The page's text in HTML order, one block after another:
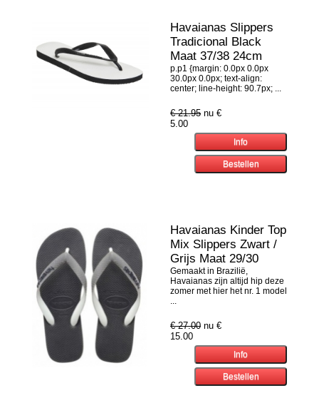
Havaianas Slippers
Tradicional Black
Maat 37/38 24cm
p.p1 {margin: 0.0px 0.0px
30.0px 0.0px; text-align:
center; line-height: 90.7px; ...
€ 21.95 nu €
5.00
Havaianas Kinder Top
Mix Slippers Zwart /
Grijs Maat 29/30
Gemaakt in Brazilië,
Havaianas zijn altijd hip deze
zomer met hier het nr. 1 model
...
€ 27.00 nu €
15.00